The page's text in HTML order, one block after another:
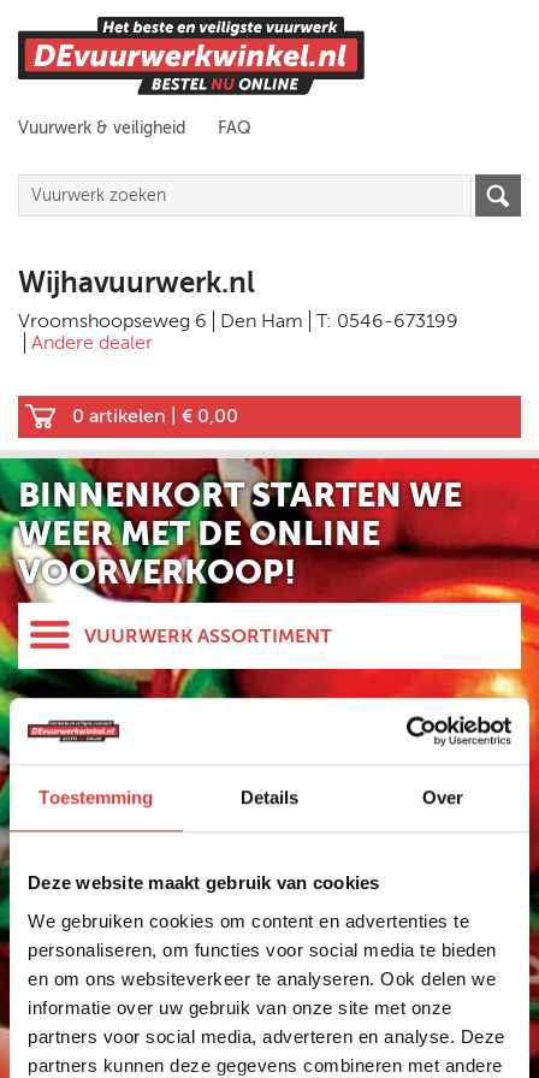
Toestemming Details Over
Deze website maakt gebruik van cookies
We gebruiken cookies om content en advertenties te
personaliseren, om functies voor social media te bieden
en om ons websiteverkeer te analyseren. Ook delen we
informatie over uw gebruik van onze site met onze
partners voor social media, adverteren en analyse. Deze
partners kunnen deze gegevens combineren met andere
Vuurwerk & veiligheid FAQ
Wijhavuurwerk.nl
Vroomshoopseweg 6 Den Ham
T: 0546-673199
Andere dealer
0 artikelen € 0,00
BINNENKORT STARTEN WE
WEER MET DE ONLINE
VOORVERKOOP!
VUURWERK ASSORTIMENT
HELE ASSORTIMENT
NIEUW
GBV
FUNKE
PROLINE
EVOLUTION
ST8MENT
SPINNERS
KNALLERS
CRACKLING
Vuurwerk Daarle
Vuurwerk kopen in Daarle
bij Wijhavuurwerk.nl. Wij zijn als vuurwerkdealer
de grootste vuurwerk verkooppunten in de buurt van
Daarle.
Wijhavuurwerk.nl is dé vuurwerkdealer voor de regio
Den Ham, Vroomshoop, Daarle en Westerhaar. Ook
veel mensen uit Ommen, Daarlerveen en Sibculo